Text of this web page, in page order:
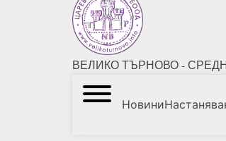
ВЕЛИКО ТЪРНОВО -
Новини